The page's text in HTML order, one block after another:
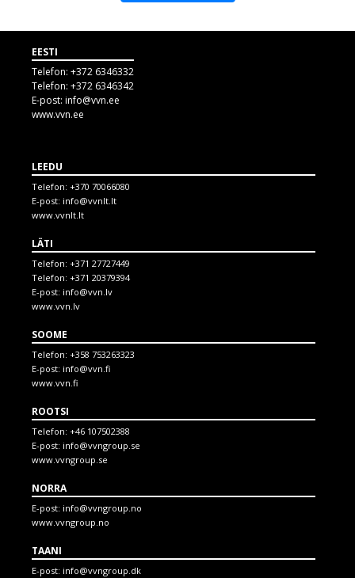
EESTI
Telefon: +372 6346332
Telefon: +372 6346342
E-post: info@vvn.ee
www.vvn.ee
LEEDU
Telefon: +370 70066080
E-post: info@vvnlt.lt
www.vvnlt.lt
LÄTI
Telefon: +371 27727449
Telefon: +371 20379394
E-post: info@vvn.lv
www.vvn.lv
SOOME
Telefon: +358 753263323
E-post: info@vvn.fi
www.vvn.fi
ROOTSI
Telefon: +46 107502388
E-post: info@vvngroup.se
www.vvngroup.se
NORRA
E-post: info@vvngroup.no
www.vvngroup.no
TAANI
E-post: info@vvngroup.dk